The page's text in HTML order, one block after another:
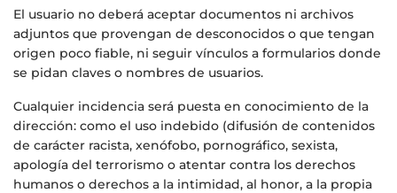
El usuario no deberá aceptar documentos ni archivos
adjuntos que provengan de desconocidos o que tengan
origen poco fiable, ni seguir vínculos a formularios donde
se pidan claves o nombres de usuarios.
Cualquier incidencia será puesta en conocimiento de la
dirección: como el uso indebido (difusión de contenidos
de carácter racista, xenófobo, pornográfico, sexista,
apología del terrorismo o atentar contra los derechos
humanos o derechos a la intimidad, al honor, a la propia